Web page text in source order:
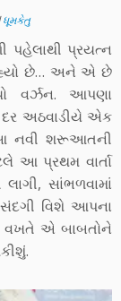
ધૂમકેતુ
પહેલાથી પ્રયત્ન
છે… અને એ છે
વર્ઝન. આપણા
દર અઠવાડીયે એક
આ નવી શરૂઆતની
આ પ્રથમ વાર્તા
સાંભળવામાં
વિશે આપના
વખતે એ બાબતોને